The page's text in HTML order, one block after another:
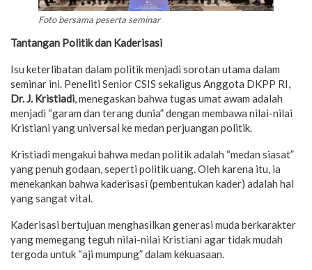
Foto bersama peserta seminar
Tantangan Politik dan Kaderisasi
Isu keterlibatan dalam politik menjadi sorotan utama dalam
seminar ini. Peneliti Senior CSIS sekaligus Anggota DKPP RI,
Dr. J. Kristiadi, menegaskan bahwa tugas umat awam adalah
menjadi “garam dan terang dunia” dengan membawa nilai-nilai
Kristiani yang universal ke medan perjuangan politik.
Kristiadi mengakui bahwa medan politik adalah “medan siasat”
yang penuh godaan, seperti politik uang. Oleh karena itu, ia
menekankan bahwa kaderisasi (pembentukan kader) adalah hal
yang sangat vital.
Kaderisasi bertujuan menghasilkan generasi muda berkarakter
yang memegang teguh nilai-nilai Kristiani agar tidak mudah
tergoda untuk “aji mumpung” dalam kekuasaan.